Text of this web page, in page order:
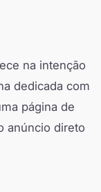
na intenção
dedicada com
página de
anúncio direto